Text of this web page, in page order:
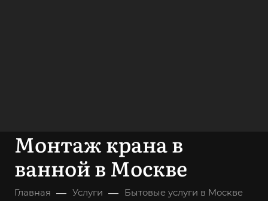
Монтаж крана в
ванной в Москве
Главная — Услуги — Бытовые услуги в Москве